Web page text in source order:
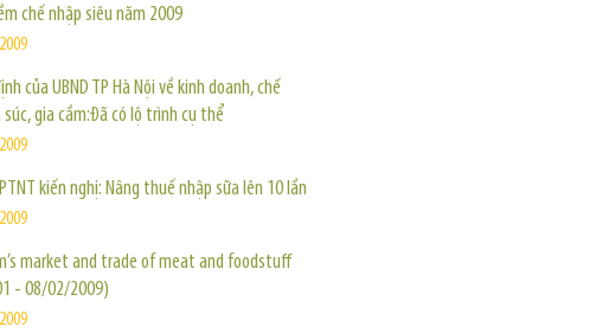
chế nhập siêu năm 2009
của UBND TP Hà Nội về kinh doanh, chế
súc, gia cầm:Đã có lộ trình cụ thể
kiến nghị: Nâng thuế nhập sữa lên 10 lần
market and trade of meat and foodstuff
- 08/02/2009)